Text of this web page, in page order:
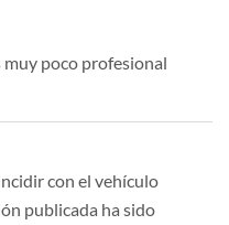
muy poco profesional
con el vehículo
publicada ha sido